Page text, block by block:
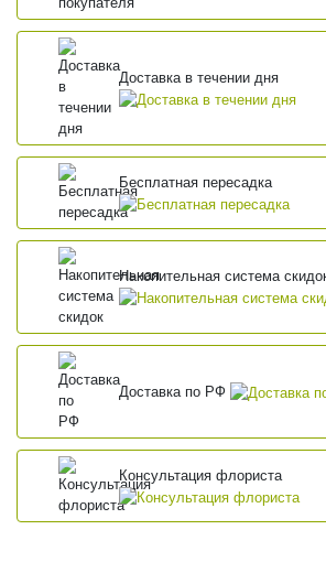
Доставка в течении дня
Бесплатная пересадка
Накопительная система
Доставка по РФ
Консультация флориста